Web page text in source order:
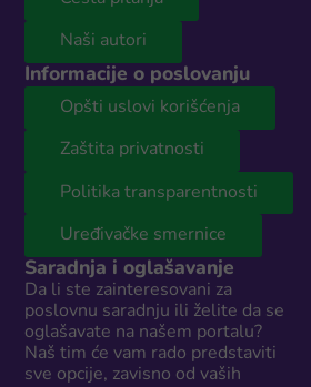
Naši autori
Informacije o poslovanju
Opšti uslovi korišćenja
Zaštita privatnosti
Politika transparentnosti
Uređivačke smernice
Saradnja i oglašavanje
Da li ste zainteresovani za
poslovnu saradnju ili želite da se
oglašavate na našem portalu?
Naš tim će vam rado predstaviti
sve opcije, zavisno od vaših